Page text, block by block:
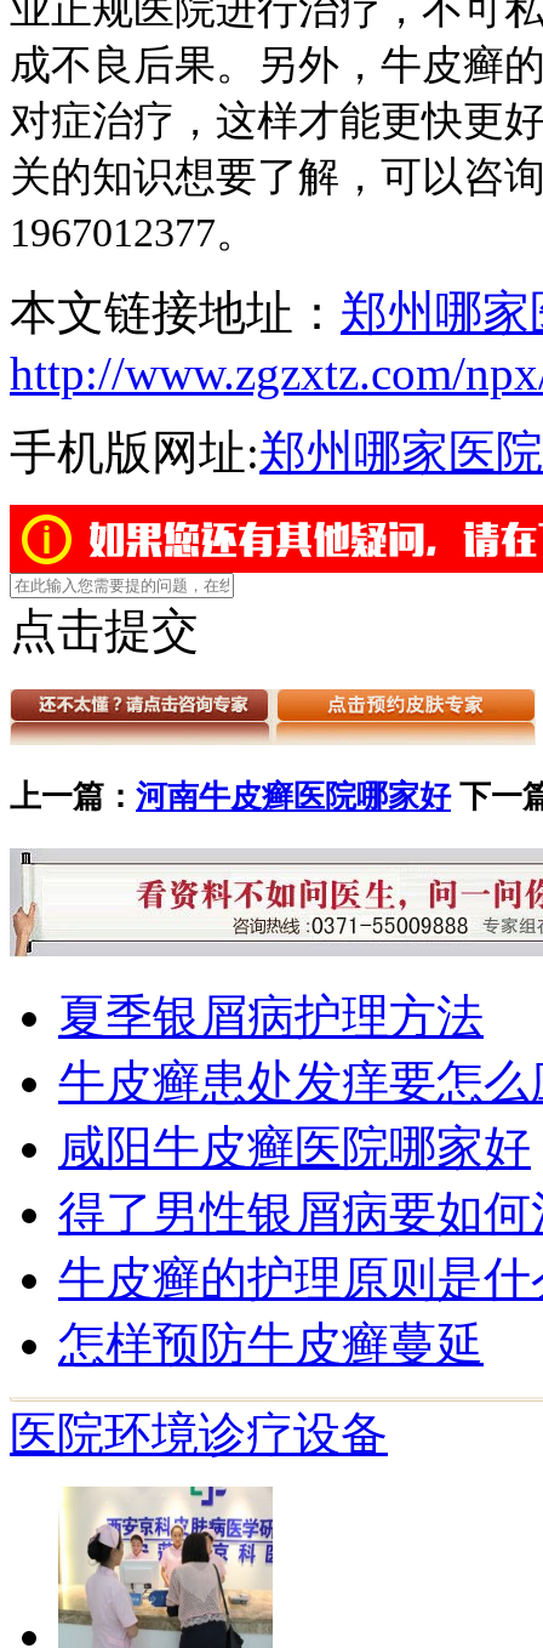
业正规医院进行治疗，不可
成不良后果。另外，牛皮癣
对症治疗，这样才能更快更
关的知识想要了解，可以咨
1967012377。
本文链接地址： 郑州哪
http://www.zgzxtz.com/
手机版网址:郑州哪家医
点击提交
上一篇： 河南牛皮癣医院哪家好下一
夏季银屑病护理方法
牛皮癣患处发痒要怎么
咸阳牛皮癣医院哪家好
得了男性银屑病要如何
牛皮癣的护理原则是什
怎样预防牛皮癣蔓延
医院环境诊疗设备